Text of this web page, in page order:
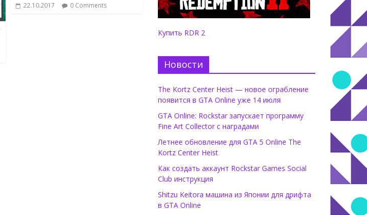
22.10.2017 0 Comments
Купить RDR 2
Новости
The Kortz Center Heist — новое ограбление
появится в GTA Online уже 14 июля
GTA Online: Rockstar запускает программу
Fine Art Collector с наградами
Летнее обновление для GTA 5 Online The
Kortz Center Heist
Как создать аккаунт Rockstar Games Social
Club инструкция
Shitzu Keitora машина из Японии для дрифта
в GTA Online